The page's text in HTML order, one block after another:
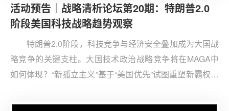
活动预告｜战略清析论坛第20期：特朗普2.0
阶段美国科技战略趋势观察
特朗普2.0阶段，科技竞争与经济安全叠加成为大国战
略竞争的关键支柱。大国技术政治战略竞争将在MAGA中
如何体现？“新孤立主义”基于“美国优先”试图重塑新霸权体
全球技术主导地位的冰山一角；AI出口管制政策的调整标